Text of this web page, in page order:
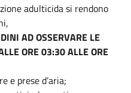
adulticida si rendono
AD OSSERVARE LE
ORE 03:30 ALLE ORE
e prese d’aria;